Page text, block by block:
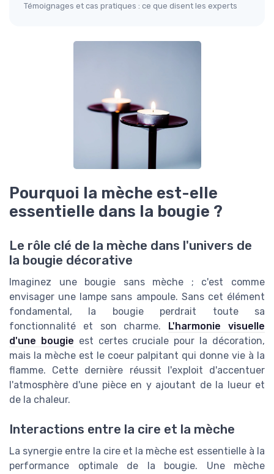
Témoignages et cas pratiques : ce que disent les experts
Pourquoi la mèche est-elle
essentielle dans la bougie ?
Le rôle clé de la mèche dans l'univers de
la bougie décorative
Imaginez une bougie sans mèche ; c'est comme
envisager une lampe sans ampoule. Sans cet élément
fondamental, la bougie perdrait toute sa
fonctionnalité et son charme. L'harmonie visuelle
d'une bougie est certes cruciale pour la décoration,
mais la mèche est le coeur palpitant qui donne vie à la
flamme. Cette dernière réussit l'exploit d'accentuer
l'atmosphère d'une pièce en y ajoutant de la lueur et
de la chaleur.
Interactions entre la cire et la mèche
La synergie entre la cire et la mèche est essentielle à la
performance optimale de la bougie. Une mèche